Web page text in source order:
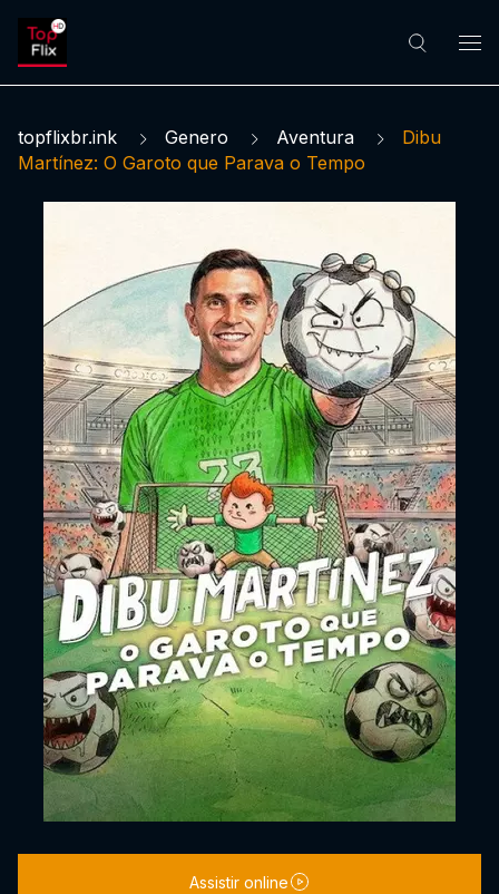
topflixbr.ink Genero Aventura
Dibu
Martínez: O Garoto que Parava o Tempo
Assistir online